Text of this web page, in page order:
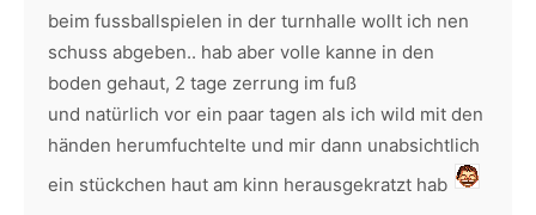
beim fussballspielen in der turnhalle wollt ich nen
schuss abgeben.. hab aber volle kanne in den
boden gehaut, 2 tage zerrung im fuß
und natürlich vor ein paar tagen als ich wild mit den
händen herumfuchtelte und mir dann unabsichtlich
ein stückchen haut am kinn herausgekratzt hab